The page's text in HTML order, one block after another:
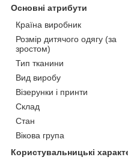
Основні атрибути
Країна виробник
Розмір дитячого одягу (за
зростом)
Тип тканини
Вид виробу
Візерунки і принти
Склад
Стан
Вікова група
Користувальницькі